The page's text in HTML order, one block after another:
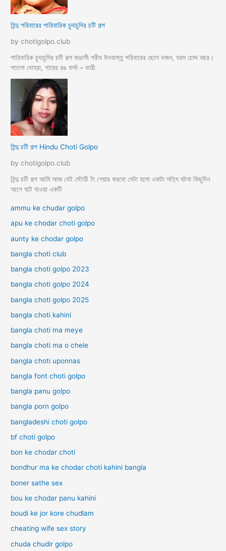
হিন্দু পরিবারের পারিবারিক চুদাচুদির চটি গল্প
by chotigolpo.club
পারিবারিক চুদাচুদির চটি গল্প বাঙালী গরীব উদবাস্তু পরিবারের ছেলে ভজন, বয়স চোদ্দ বছর।
পাতলা দোহরা, গায়ের রঙ ফর্সা – ভারী
হিন্দু চটি গল্প Hindu Choti Golpo
by chotigolpo.club
হিন্দু চটি গল্প আমি আজ যেই স্টোরী টা শেয়ার করবো সেটা হলো একটা সত্যি ঘটনা কিছুদিন
আগে ঘটে যাওয়া একটি
ammu ke chudar golpo
apu ke chodar choti golpo
aunty ke chodar golpo
bangla choti club
bangla choti golpo 2023
bangla choti golpo 2024
bangla choti golpo 2025
bangla choti kahini
bangla choti ma meye
bangla choti ma o chele
bangla choti uponnas
bangla font choti golpo
bangla panu golpo
bangla porn golpo
bangladeshi choti golpo
bf choti golpo
bon ke chodar choti
bondhur ma ke chodar choti kahini bangla
boner sathe sex
bou ke chodar panu kahini
boudi ke jor kore chudlam
cheating wife sex story
chuda chudir golpo